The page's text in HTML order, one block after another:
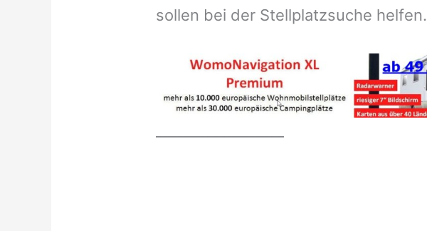
sollen bei der Stellplatzsuche helfen.